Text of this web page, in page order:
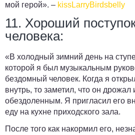
мой герой». – kissLarryBirdsbelly
11. Хороший
человека:
«В холодный зимний день на
которой я был музыкальным
бездомный человек. Когда я
внутрь, то заметил, что он дрожал
обездоленным. Я пригласил его
еду на кухне приходского зала.
После того как накормил его,